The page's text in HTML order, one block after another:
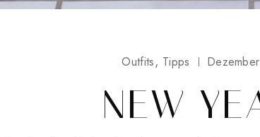
Outfits Tipps
NEW